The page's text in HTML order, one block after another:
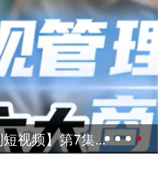
【企业合规管理系列短视